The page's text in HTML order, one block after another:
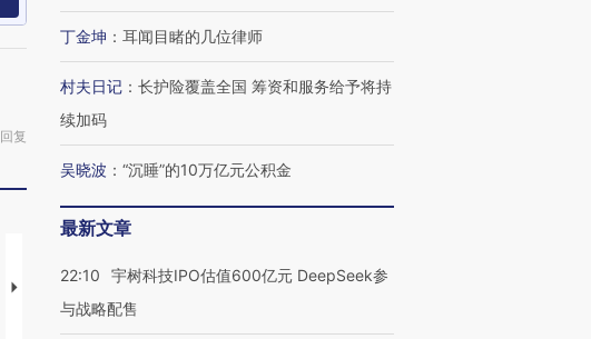
回复
视线｜HYROX的吸金
术：是什么让中产们甘
马航飞行员跨国走私7万
视线｜被称为“蟑螂”的印
丁金坤 ： 耳闻目睹的几位律师
村夫日记 ： 长护险覆盖全国 筹资和服务给予将持
续加码
吴晓波 ： “沉睡”的10万亿元公积金
最新文章
22:10
宇树科技IPO估值600亿元 DeepSeek参
与战略配售